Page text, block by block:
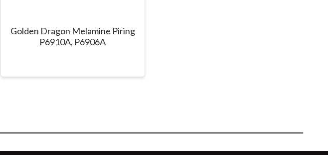
Golden Dragon Melamine Piring
P6910A, P6906A